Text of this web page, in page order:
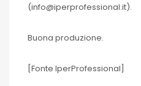
(info@iperprofessional.it).
Buona produzione.
[Fonte IperProfessional]